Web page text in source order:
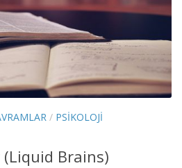
/ PSIKOLOJI
(Liquid Brains)